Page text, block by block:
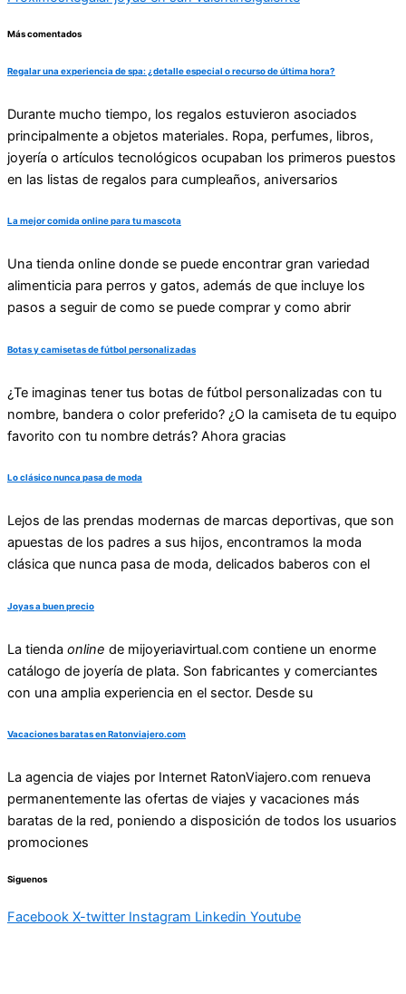
Más comentados
Regalar una experiencia de spa: ¿detalle especial o recurso de última hora?
Durante mucho tiempo, los regalos estuvieron asociados
principalmente a objetos materiales. Ropa, perfumes, libros,
joyería o artículos tecnológicos ocupaban los primeros puestos
en las listas de regalos para cumpleaños, aniversarios
La mejor comida online para tu mascota
Una tienda online donde se puede encontrar gran variedad
alimenticia para perros y gatos, además de que incluye los
pasos a seguir de como se puede comprar y como abrir
Botas y camisetas de fútbol personalizadas
¿Te imaginas tener tus botas de fútbol personalizadas con tu
nombre, bandera o color preferido? ¿O la camiseta de tu equipo
favorito con tu nombre detrás? Ahora gracias
Lo clásico nunca pasa de moda
Lejos de las prendas modernas de marcas deportivas, que son
apuestas de los padres a sus hijos, encontramos la moda
clásica que nunca pasa de moda, delicados baberos con el
Joyas a buen precio
La tienda online de mijoyeriavirtual.com contiene un enorme
catálogo de joyería de plata. Son fabricantes y comerciantes
con una amplia experiencia en el sector. Desde su
Vacaciones baratas en Ratonviajero.com
La agencia de viajes por Internet RatonViajero.com renueva
permanentemente las ofertas de viajes y vacaciones más
baratas de la red, poniendo a disposición de todos los usuarios
promociones
Siguenos
Facebook X-twitter Instagram Linkedin Youtube